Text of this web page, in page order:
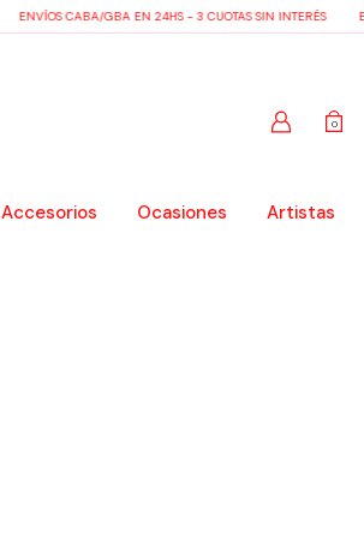
ENVÍOS CABA/GBA EN 24HS - 3 CUOTAS SIN INTERÉS
0
Accesorios Ocasiones Artistas